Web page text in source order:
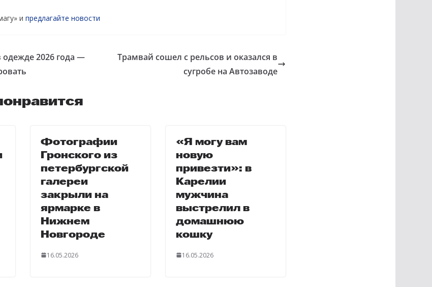
и предлагайте новости
2026 года —
Трамвай сошел с рельсов и оказался в
сугробе на Автозаводе
Фотографии
Гронского из
петербургской
галереи
закрыли на
ярмарке в
Нижнем
Новгороде
16.05.2026
«Я могу вам
новую
привезти»: в
Карелии
мужчина
выстрелил в
домашнюю
кошку
16.05.2026